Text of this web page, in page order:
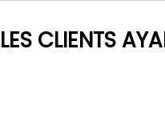
LES CLIENTS